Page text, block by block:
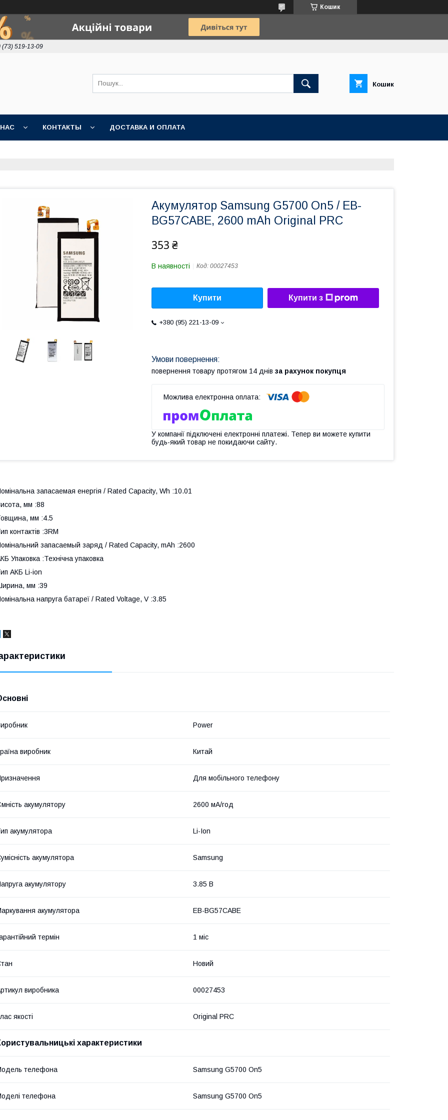
Кошик
(73) 519-13-09
Кошик
КОНТАКТЫ ДОСТАВКА И ОПЛАТА
Акумулятор Samsung G5700 On5 / EB-
BG57CABE, 2600 mAh Original PRC
353 ₴
В наявності Код: 00027453
Купити Купити з
+380 (95) 221-13-09
повернення товару протягом 14 днів за рахунок покупця
У компанії підключені електронні платежі. Тепер ви можете купити
будь-який товар не покидаючи сайту.
запасаемая енергія / Rated Capacity, Wh :10.01
мм :88
мм :4.5
контактів :3RM
запасаемый заряд / Rated Capacity, mAh :2600
Упаковка :Технічна упаковка
АКБ Li-ion
мм :39
напруга батареї / Rated Voltage, V :3.85
Power
виробник Китай
Для мобільного телефону
акумулятору 2600 мА/год
акумулятора Li-Ion
акумулятора Samsung
акумулятору 3.85 В
акумулятора EB-BG57CABE
термін 1 міс
Новий
виробника 00027453
якості Original PRC
характеристики
телефона Samsung G5700 On5
телефона Samsung G5700 On5